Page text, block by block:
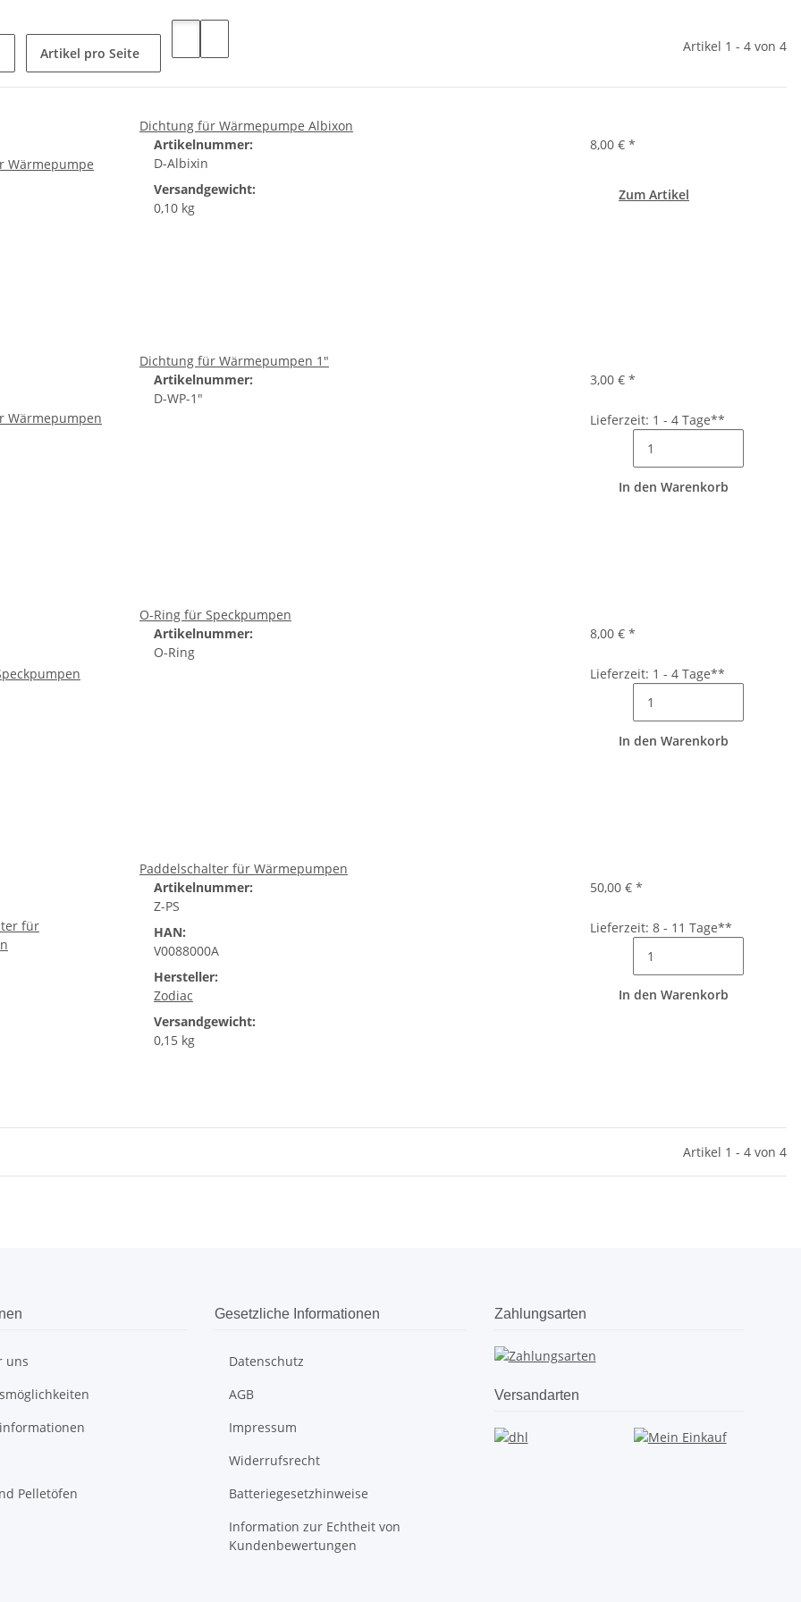
Artikel pro Seite Artikel 1 - 4 von 4
Dichtung für Wärmepumpe Albixon
Artikelnummer:
D-Albixin
Versandgewicht:
0,10 kg
8,00 € *
Zum Artikel
Dichtung für Wärmepumpen 1"
Artikelnummer:
D-WP-1"
3,00 € *
Lieferzeit: 1 - 4 Tage**
In den Warenkorb
O-Ring für Speckpumpen
Artikelnummer:
O-Ring
8,00 € *
Lieferzeit: 1 - 4 Tage**
In den Warenkorb
Paddelschalter für Wärmepumpen
Artikelnummer:
Z-PS
HAN:
V0088000A
Hersteller:
Zodiac
Versandgewicht:
0,15 kg
50,00 € *
Lieferzeit: 8 - 11 Tage**
In den Warenkorb
Artikel 1 - 4 von 4
uns
Pelletöfen
Gesetzliche Informationen
Datenschutz
AGB
Impressum
Widerrufsrecht
Batteriegesetzhinweise
Information zur Echtheit von
Kundenbewertungen
Zahlungsarten
Versandarten